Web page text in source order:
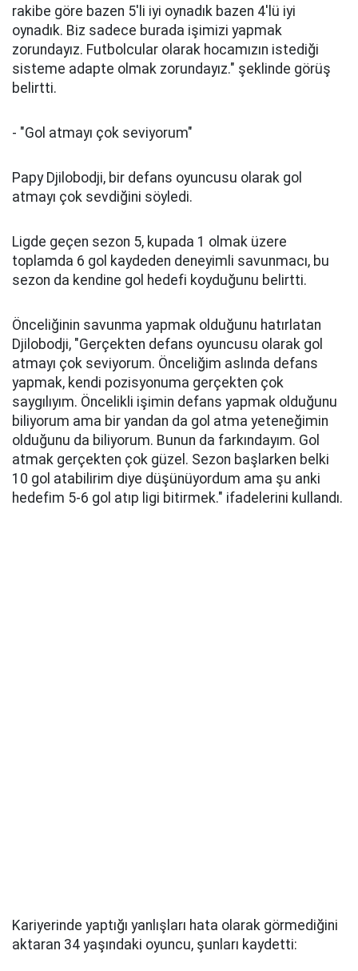
rakibe göre bazen 5'li iyi oynadık bazen 4'lü iyi
oynadık. Biz sadece burada işimizi yapmak
zorundayız. Futbolcular olarak hocamızın istediği
sisteme adapte olmak zorundayız." şeklinde görüş
belirtti.
- "Gol atmayı çok seviyorum"
Papy Djilobodji, bir defans oyuncusu olarak gol
atmayı çok sevdiğini söyledi.
Ligde geçen sezon 5, kupada 1 olmak üzere
toplamda 6 gol kaydeden deneyimli savunmacı, bu
sezon da kendine gol hedefi koyduğunu belirtti.
Önceliğinin savunma yapmak olduğunu hatırlatan
Djilobodji, "Gerçekten defans oyuncusu olarak gol
atmayı çok seviyorum. Önceliğim aslında defans
yapmak, kendi pozisyonuma gerçekten çok
saygılıyım. Öncelikli işimin defans yapmak olduğunu
biliyorum ama bir yandan da gol atma yeteneğimin
olduğunu da biliyorum. Bunun da farkındayım. Gol
atmak gerçekten çok güzel. Sezon başlarken belki
10 gol atabilirim diye düşünüyordum ama şu anki
hedefim 5-6 gol atıp ligi bitirmek." ifadelerini kullandı.
Kariyerinde yaptığı yanlışları hata olarak görmediğini
aktaran 34 yaşındaki oyuncu, şunları kaydetti: